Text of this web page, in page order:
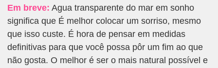
Em breve: Agua transparente do mar em sonho
significa que É melhor colocar um sorriso, mesmo
que isso custe. É hora de pensar em medidas
definitivas para que você possa pôr um fim ao que
não gosta. O melhor é ser o mais natural possível e